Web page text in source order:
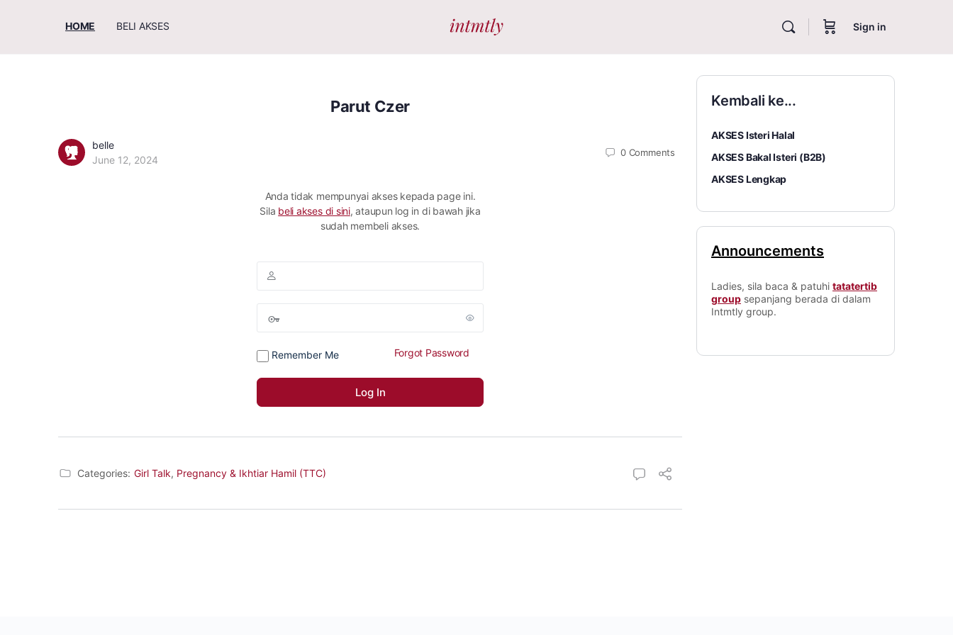
HOME BELI AKSES Sign in
Parut Czer
belle
June 12, 2024
0 Comments
Anda tidak mempunyai akses kepada page ini.
Sila beli akses di sini, ataupun log in di bawah jika
sudah membeli akses.
Remember Me Forgot Password
Categories: Girl Talk, Pregnancy & Ikhtiar Hamil (TTC)
Kembali ke...
AKSES Isteri Halal
AKSES Bakal Isteri (B2B)
AKSES Lengkap
Announcements
Ladies, sila baca & patuhi tatatertib
group sepanjang berada di dalam
Intmtly group.